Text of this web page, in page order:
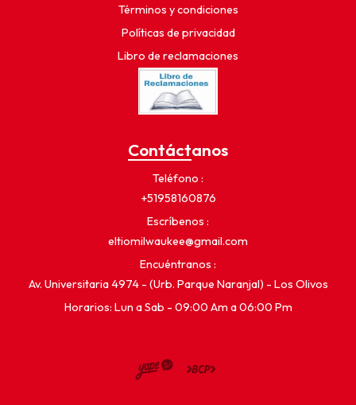
Términos y condiciones
Políticas de privacidad
Libro de reclamaciones
Contáctanos
Teléfono
+51958160876
Escríbenos
eltiomilwaukee@gmail.com
Encuéntranos
Av. Universitaria 4974 - (Urb. Parque Naranjal) - Los Olivos
Horarios: Lun a Sab - 09:00 Am a 06:00 Pm